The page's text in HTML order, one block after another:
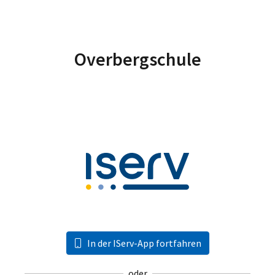
Overbergschule
In der IServ-App fortfahren